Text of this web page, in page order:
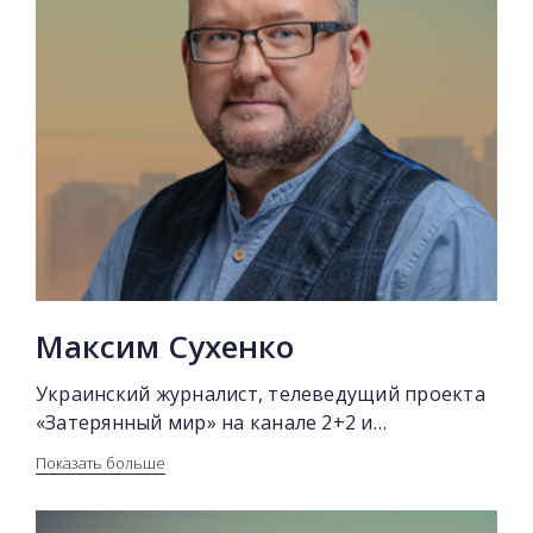
Максим Сухенко
Украинский журналист, телеведущий проекта
«Затерянный мир» на канале 2+2 и
всеукраинского марафона «Единые новости»
на 1+1, телепродюсер документальных
проектов, информационных,
Биография
Максим Сухенко родился в Киеве 17 марта
1980 года. Окончил школу №129 (1996 г.).
Показать больше